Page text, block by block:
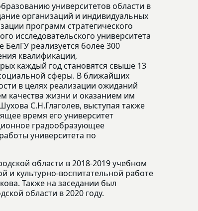
университетов области в
организаций и индивидуальных
программ стратегического
исследовательского университета
реализуется более 300
квалификации,
каждый год становятся свыше 13
сферы. В ближайших
в целях реализации ожиданий
качества жизни и оказанием им
С.Н.Глаголев, выступая также
время его университет
градообразующее
университета по
области в 2018-2019 учебном
и культурно-воспитательной работе
Также на заседании был
области в 2020 году.